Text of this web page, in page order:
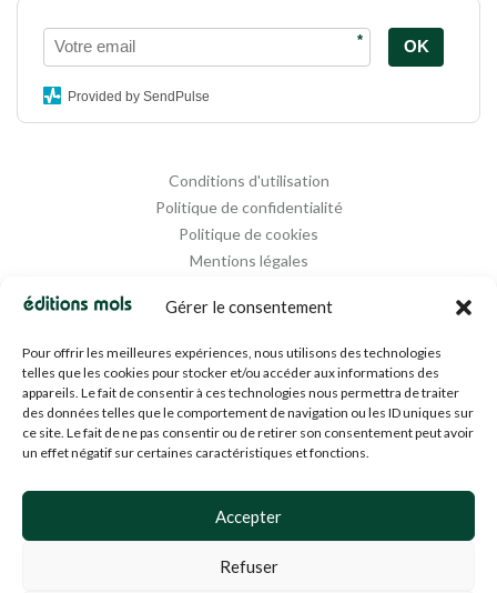
Gérer le consentement
Pour offrir les meilleures expériences, nous utilisons des technologies
telles que les cookies pour stocker et/ou accéder aux informations des
appareils. Le fait de consentir à ces technologies nous permettra de traiter
des données telles que le comportement de navigation ou les ID uniques sur
ce site. Le fait de ne pas consentir ou de retirer son consentement peut avoir
un effet négatif sur certaines caractéristiques et fonctions.
Accepter
Refuser
* OK
Provided by SendPulse
Conditions d'utilisation
Politique de confidentialité
Politique de cookies
Mentions légales
Agence Media 112